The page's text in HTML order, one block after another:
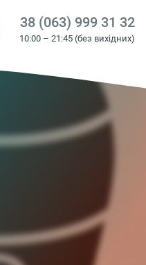
38 (063) 999 31 32
10:00 – 21:45 (без вихідних)